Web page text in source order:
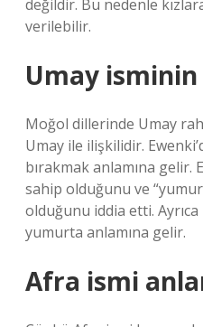
değildir. Bu nedenle
verilebilir.
Umay isminin
Moğol dillerinde Umay
Umay ile ilişkilidir.
bırakmak anlamına gelir.
sahip olduğunu ve
olduğunu iddia etti.
yumurta anlamına gelir.
Afra ismi